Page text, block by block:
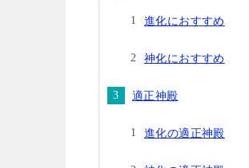
進化におすすめ
神化におすすめ
適正神殿
進化の適正神殿